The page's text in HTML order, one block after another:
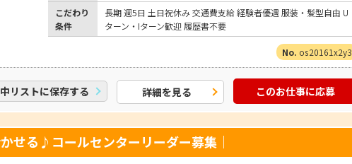
こだわり
条件
長期 週5日 土日祝休み 交通費支給 経験者優遇 服装・髪型自由 U
ターン・Iターン歓迎 履歴書不要
os20161x2y3
リストに保存する 詳細を見る このお仕事に応募
かせる♪コールセンターリーダー募集｜